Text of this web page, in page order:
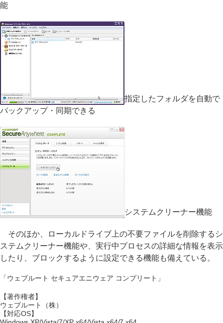
能
指定したフォルダを自動で
バックアップ・同期できる
システムクリーナー機能
そのほか、ローカルドライブ上の不要ファイルを削除するシ
ステムクリーナー機能や、実行中プロセスの詳細な情報を表示
したり、ブロックするように設定できる機能も備えている。
「ウェブルート セキュアエニウェア コンプリート」
【著作権者】
ウェブルート（株）
【対応OS】